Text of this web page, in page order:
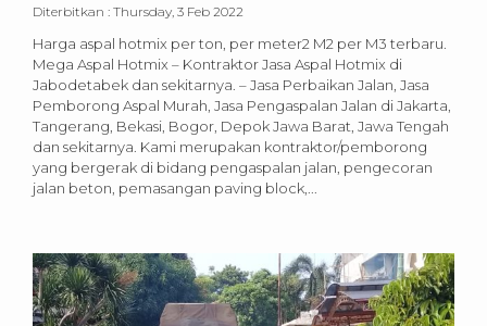
Diterbitkan : Thursday, 3 Feb 2022
Harga aspal hotmix per ton, per meter2 M2 per M3 terbaru.
Mega Aspal Hotmix – Kontraktor Jasa Aspal Hotmix di
Jabodetabek dan sekitarnya. – Jasa Perbaikan Jalan, Jasa
Pemborong Aspal Murah, Jasa Pengaspalan Jalan di Jakarta,
Tangerang, Bekasi, Bogor, Depok Jawa Barat, Jawa Tengah
dan sekitarnya. Kami merupakan kontraktor/pemborong
yang bergerak di bidang pengaspalan jalan, pengecoran
jalan beton, pemasangan paving block,...